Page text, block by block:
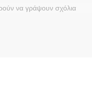
να γράψουν σχόλια